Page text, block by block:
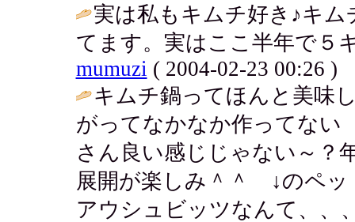
実は私もキムチ好き♪キ
てます。実はここ半年で５
mumuzi ( 2004-02-23 00:26 )
キムチ鍋ってほんと美味
がってなかなか作ってな
さん良い感じじゃない～？
展開が楽しみ＾＾ ↓のペッ
アウシュビッツなんて、、